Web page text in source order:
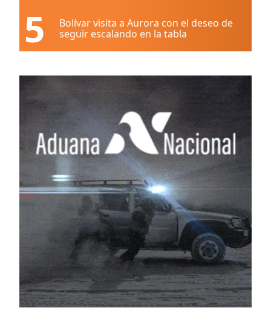
5
Bolívar visita a Aurora con el deseo de
seguir escalando en la tabla